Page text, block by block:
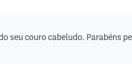
seu couro cabeludo. Parabéns